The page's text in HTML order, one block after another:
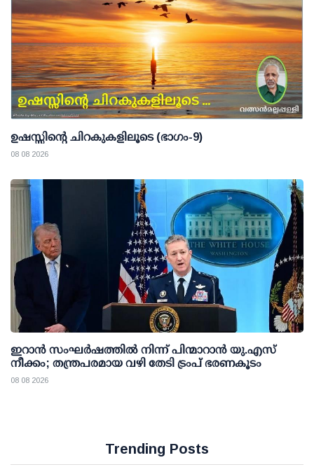
ഉഷസ്സിന്റെ ചിറകുകളിലൂടെ (ഭാഗം-9)
08 08 2026
ഇറാന്‍ സംഘര്‍ഷത്തില്‍ നിന്ന് പിന്മാറാന്‍ യു.എസ്
നീക്കം; തന്ത്രപരമായ വഴി തേടി ട്രംപ് ഭരണകൂടം
08 08 2026
Trending Posts